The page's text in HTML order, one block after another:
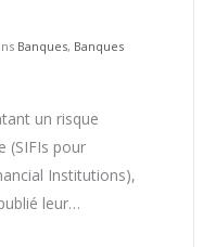
Banques, Banques
un risque
(SIFIs pour
Institutions),
leur…